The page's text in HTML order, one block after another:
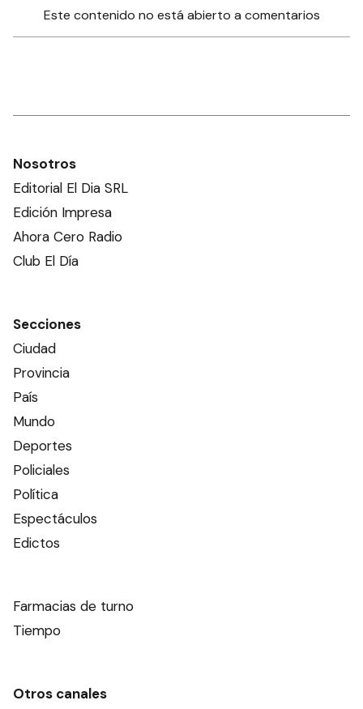
Este contenido no está abierto a comentarios
Nosotros
Editorial El Dia SRL
Edición Impresa
Ahora Cero Radio
Club El Día
Secciones
Ciudad
Provincia
País
Mundo
Deportes
Policiales
Política
Espectáculos
Edictos
Farmacias de turno
Tiempo
Otros canales